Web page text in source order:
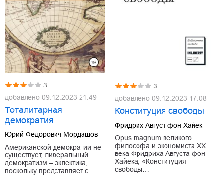
3
добавлено 09.12.2023 21:49
Тоталитарная
демократия
Юрий Федорович Мордашов
Американской демократии не
существует, либеральный
демократизм – эклектика,
поскольку представляет с…
3
добавлено 09.12.2023 17:08
Конституция свободы
Фридрих Август фон Хайек
Opus magnum великого
философа и экономиста XX
века Фридриха Августа фон
Хайека, «Конституция
свободы…